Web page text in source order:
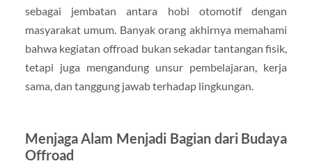
sebagai jembatan antara hobi otomotif dengan
masyarakat umum. Banyak orang akhirnya memahami
bahwa kegiatan offroad bukan sekadar tantangan fisik,
tetapi juga mengandung unsur pembelajaran, kerja
sama, dan tanggung jawab terhadap lingkungan.
Menjaga Alam Menjadi Bagian dari Budaya
Offroad